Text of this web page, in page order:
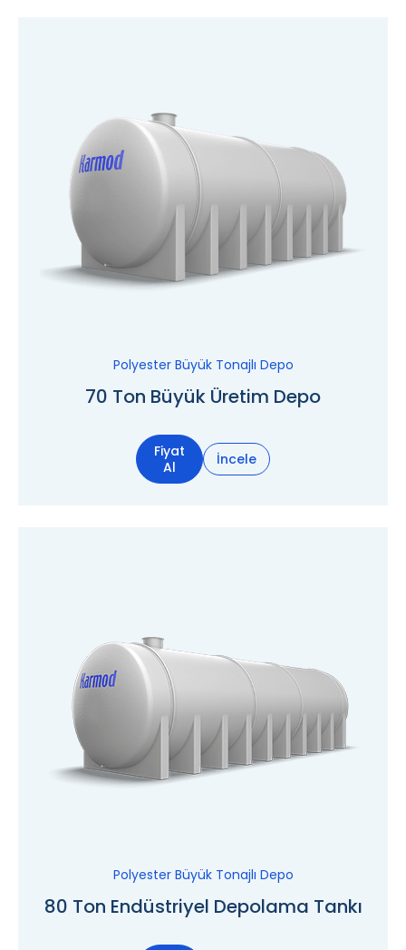
Polyester Büyük Tonajlı Depo
70 Ton Büyük Üretim Depo
Fiyat
Al
İncele
Polyester Büyük Tonajlı Depo
80 Ton Endüstriyel Depolama Tankı